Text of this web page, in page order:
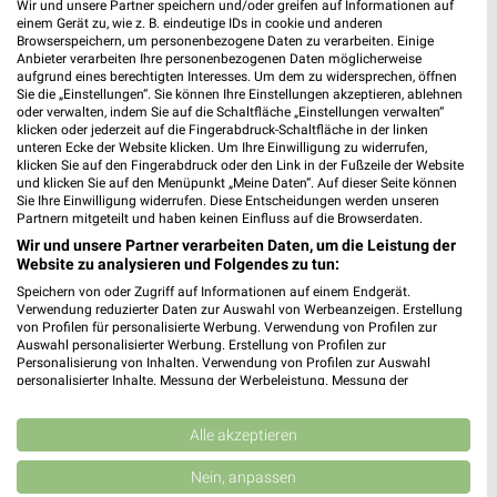
Lidl Prospekt für Görlitz ab Mo. den
03.08.
Gültig von 03. Aug. bis 08. Aug.
📅 Kalendereintrag erstellen
PROSPEKT BLÄTTERN
ANGEBOTE AB DONNERSTAG CLEVER SPAREN KINDERMODE &
Wir und unsere Partner speichern und/oder greifen auf Informationen auf
einem Gerät zu, wie z. B. eindeutige IDs in cookie und anderen
Browserspeichern, um personenbezogene Daten zu verarbeiten. Einige
Anbieter verarbeiten Ihre personenbezogenen Daten möglicherweise
aufgrund eines berechtigten Interesses. Um dem zu widersprechen, öffnen
Sie die „Einstellungen“. Sie können Ihre Einstellungen akzeptieren, ablehnen
oder verwalten, indem Sie auf die Schaltfläche „Einstellungen verwalten“
klicken oder jederzeit auf die Fingerabdruck-Schaltfläche in der linken
unteren Ecke der Website klicken. Um Ihre Einwilligung zu widerrufen,
klicken Sie auf den Fingerabdruck oder den Link in der Fußzeile der Website
und klicken Sie auf den Menüpunkt „Meine Daten“. Auf dieser Seite können
Sie Ihre Einwilligung widerrufen. Diese Entscheidungen werden unseren
Partnern mitgeteilt und haben keinen Einfluss auf die Browserdaten.
Wir und unsere Partner verarbeiten Daten, um die Leistung der
Website zu analysieren und Folgendes zu tun:
Speichern von oder Zugriff auf Informationen auf einem Endgerät.
Verwendung reduzierter Daten zur Auswahl von Werbeanzeigen. Erstellung
von Profilen für personalisierte Werbung. Verwendung von Profilen zur
Auswahl personalisierter Werbung. Erstellung von Profilen zur
Personalisierung von Inhalten. Verwendung von Profilen zur Auswahl
personalisierter Inhalte. Messung der Werbeleistung. Messung der
Kombinationen von Daten aus verschiedenen Quellen. Entwicklung und
Verbesserung der Angebote. Verwendung reduzierter Daten zur Auswahl
von Inhalten.
Daten können außerhalb der Europäischen Union weitergegeben und in die
Alle akzeptieren
Nein, anpassen